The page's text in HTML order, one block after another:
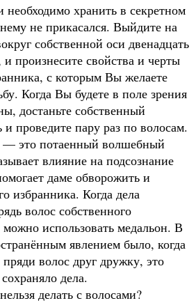
хранить в секретном
не прикасался. Выйдите на
собственной оси двенадцать
произнесите свойства и черты
с которым Вы желаете
Когда Вы будете в поле зрения
достаньте собственный
проведите пару раз по волосам.
— это потаенный волшебный
влияние на подсознание
даме обворожить и
избранника. Когда дела
волос собственного
использовать медальон. В
явлением было, когда
волос друг дружку, это
дела.
делать с волосами?